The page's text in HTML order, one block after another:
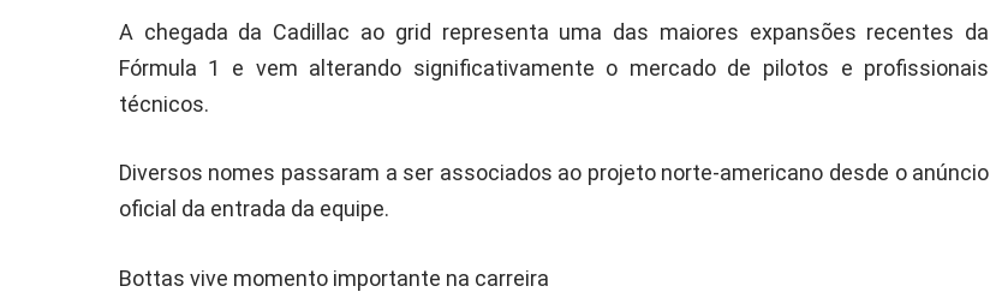
A chegada da Cadillac ao grid representa uma das maiores expansões recentes da
Fórmula 1 e vem alterando significativamente o mercado de pilotos e profissionais
técnicos.
Diversos nomes passaram a ser associados ao projeto norte-americano desde o anúncio
oficial da entrada da equipe.
Bottas vive momento importante na carreira